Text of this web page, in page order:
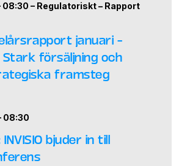
08:30 – Regulatoriskt– Rapport
januari –
försäljning och
framsteg
08:30
INVISIO bjuder in till